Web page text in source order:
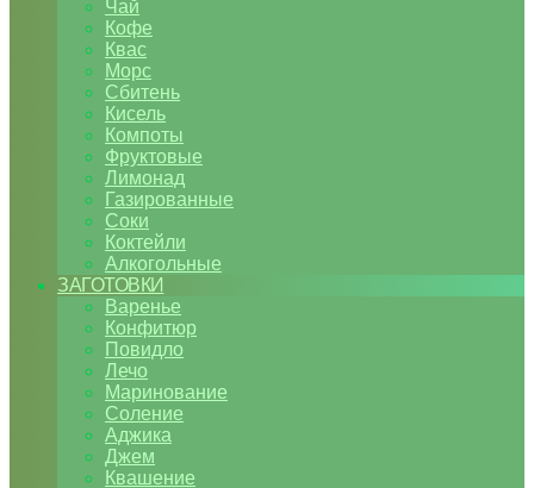
Чай
Кофе
Квас
Морс
Сбитень
Кисель
Компоты
Фруктовые
Лимонад
Газированные
Соки
Коктейли
Алкогольные
ЗАГОТОВКИ
Варенье
Конфитюр
Повидло
Лечо
Маринование
Соление
Аджика
Джем
Квашение